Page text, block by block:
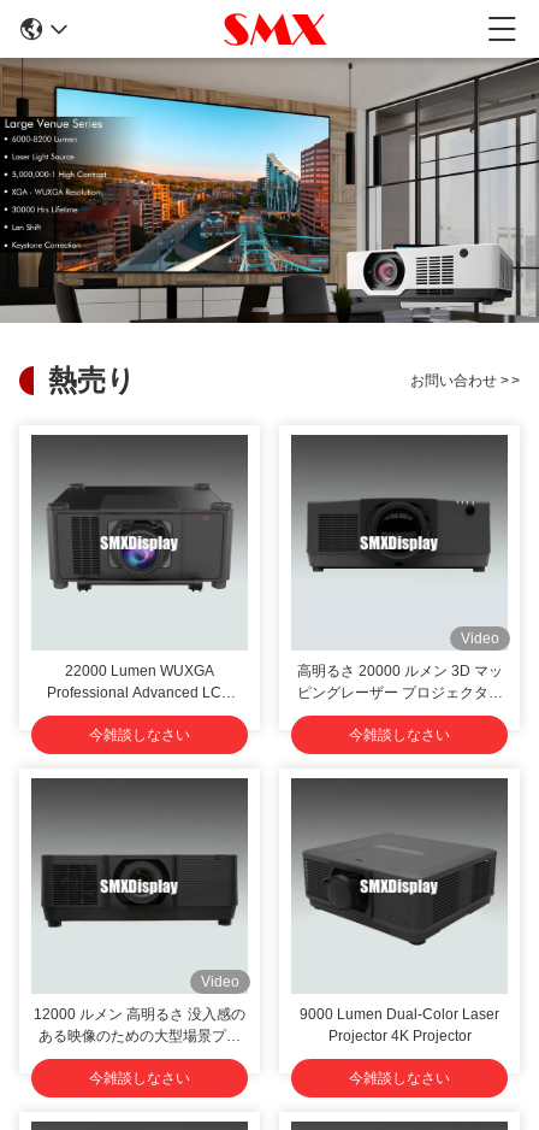
熱売り お問い合わせ >>
22000 Lumen WUXGA
Professional Advanced LCD
Laser Installation Projector
今雑談しなさい
Video
高明るさ 20000 ルメン 3D マッ
ピングレーザー プロジェクター
WUXGA
今雑談しなさい
Video
12000 ルメン 高明るさ 没入感の
ある映像のための大型場景プロ
ジェクター
今雑談しなさい
9000 Lumen Dual-Color Laser
Projector 4K Projector
今雑談しなさい